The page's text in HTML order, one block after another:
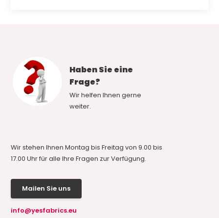
Haben Sie eine
Frage?
Wir helfen Ihnen gerne
weiter.
Wir stehen Ihnen Montag bis Freitag von 9.00 bis
17.00 Uhr für alle Ihre Fragen zur Verfügung.
Mailen Sie uns
info@yesfabrics.eu